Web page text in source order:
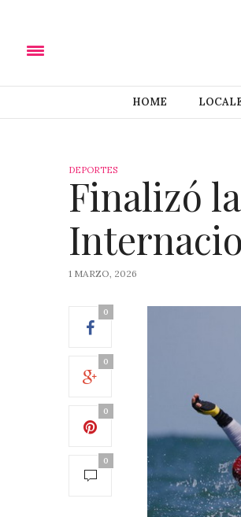
HOME
DEPORTES
Finalizó
1 MARZO, 2026
0
0
0
0